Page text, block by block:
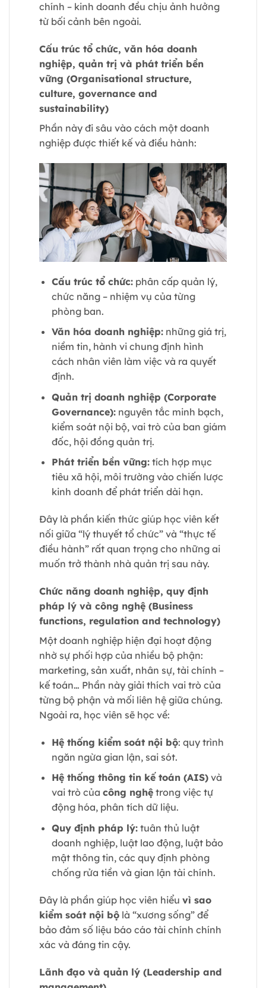
chính – kinh doanh đều chịu ảnh hưởng
từ bối cảnh bên ngoài.
Cấu trúc tổ chức, văn hóa doanh
nghiệp, quản trị và phát triển bền
vững (Organisational structure,
culture, governance and
sustainability)
Phần này đi sâu vào cách một doanh
nghiệp được thiết kế và điều hành:
Cấu trúc tổ chức:phân cấp quản lý,
chức năng – nhiệm vụ của từng
phòng ban.
Văn hóa doanh nghiệp:những giá trị,
niềm tin, hành vi chung định hình
cách nhân viên làm việc và ra quyết
định.
Quản trị doanh nghiệp (Corporate
Governance):nguyên tắc minh bạch,
kiểm soát nội bộ, vai trò của ban giám
đốc, hội đồng quản trị.
Phát triển bền vững:tích hợp mục
tiêu xã hội, môi trường vào chiến lược
kinh doanh để phát triển dài hạn.
Đây là phần kiến thức giúp học viên kết
nối giữa “lý thuyết tổ chức” và “thực tế
điều hành” rất quan trọng cho những ai
muốn trở thành nhà quản trị sau này.
Chức năng doanh nghiệp, quy định
pháp lý và công nghệ (Business
functions, regulation and technology)
Một doanh nghiệp hiện đại hoạt động
nhờ sự phối hợp của nhiều bộ phận:
marketing, sản xuất, nhân sự, tài chính –
kế toán… Phần này giải thích vai trò của
từng bộ phận và mối liên hệ giữa chúng.
Ngoài ra, học viên sẽ học về:
Hệ thống kiểm soát nội bộ: quy trình
ngăn ngừa gian lận, sai sót.
Hệ thống thông tin kế toán (AIS)và
vai trò của công nghệtrong việc tự
động hóa, phân tích dữ liệu.
Quy định pháp lý:tuân thủ luật
doanh nghiệp, luật lao động, luật bảo
mật thông tin, các quy định phòng
chống rửa tiền và gian lận tài chính.
Đây là phần giúp học viên hiểu vì sao
kiểm soát nội bộ là “xương sống” để
bảo đảm số liệu báo cáo tài chính chính
xác và đáng tin cậy.
Lãnh đạo và quản lý (Leadership and